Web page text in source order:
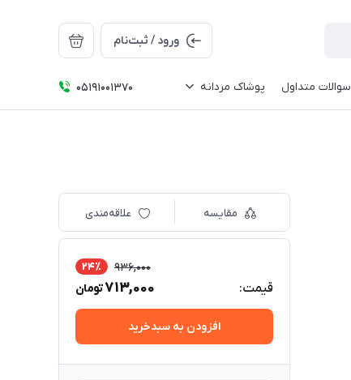
ورود / ثبت‌نام
سوالات متداول پوشاک مردانه 05191001370
مقایسه علاقه‌مندی
قیمت:
936,000 24٪
713,000تومان
افزودن به سبدخرید